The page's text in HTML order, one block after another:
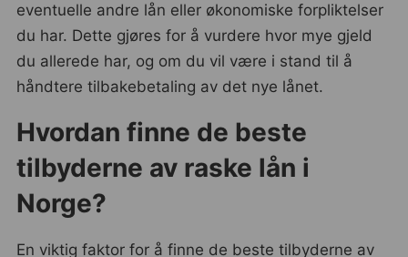
eventuelle andre lån eller økonomiske forpliktelser
du har. Dette gjøres for å vurdere hvor mye gjeld
du allerede har, og om du vil være i stand til å
håndtere tilbakebetaling av det nye lånet.
Hvordan finne de beste
tilbyderne av raske lån i
Norge?
En viktig faktor for å finne de beste tilbyderne av